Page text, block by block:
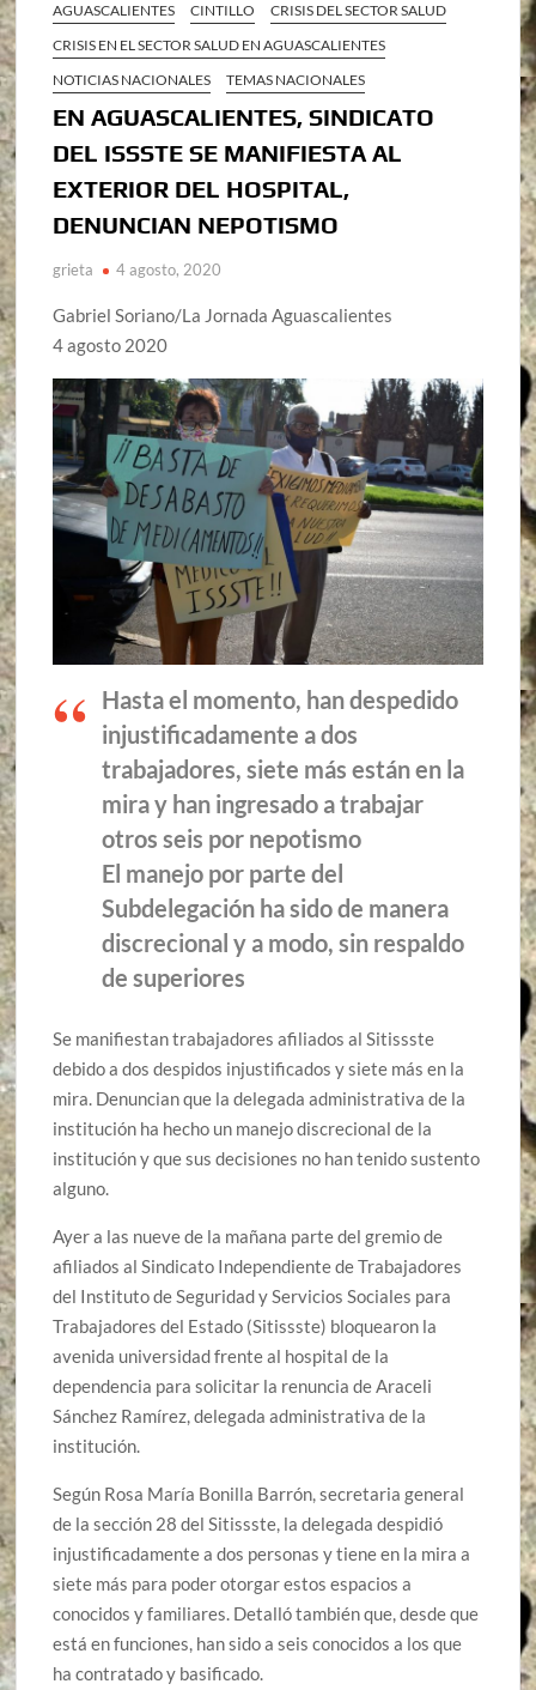
AGUASCALIENTES CINTILLO
CRISIS DEL SECTOR SALUD
CRISIS EN EL SECTOR SALUD EN AGUASCALIENTES
NOTICIAS NACIONALES
TEMAS NACIONALES
EN AGUASCALIENTES, SINDICATO
DEL ISSSTE SE MANIFIESTA AL
EXTERIOR DEL HOSPITAL,
DENUNCIAN NEPOTISMO
grieta 4 agosto, 2020
Gabriel Soriano/La Jornada Aguascalientes
4 agosto 2020
Hasta el momento, han despedido
injustificadamente a dos
trabajadores, siete más están en la
mira y han ingresado a trabajar
otros seis por nepotismo
El manejo por parte del
Subdelegación ha sido de manera
discrecional y a modo, sin respaldo
de superiores
Se manifiestan trabajadores afiliados al Sitissste
debido a dos despidos injustificados y siete más en la
mira. Denuncian que la delegada administrativa de la
institución ha hecho un manejo discrecional de la
institución y que sus decisiones no han tenido sustento
alguno.
Ayer a las nueve de la mañana parte del gremio de
afiliados al Sindicato Independiente de Trabajadores
del Instituto de Seguridad y Servicios Sociales para
Trabajadores del Estado (Sitissste) bloquearon la
avenida universidad frente al hospital de la
dependencia para solicitar la renuncia de Araceli
Sánchez Ramírez, delegada administrativa de la
institución.
Según Rosa María Bonilla Barrón, secretaria general
de la sección 28 del Sitissste, la delegada despidió
injustificadamente a dos personas y tiene en la mira a
siete más para poder otorgar estos espacios a
conocidos y familiares. Detalló también que, desde que
está en funciones, han sido a seis conocidos a los que
ha contratado y basificado.